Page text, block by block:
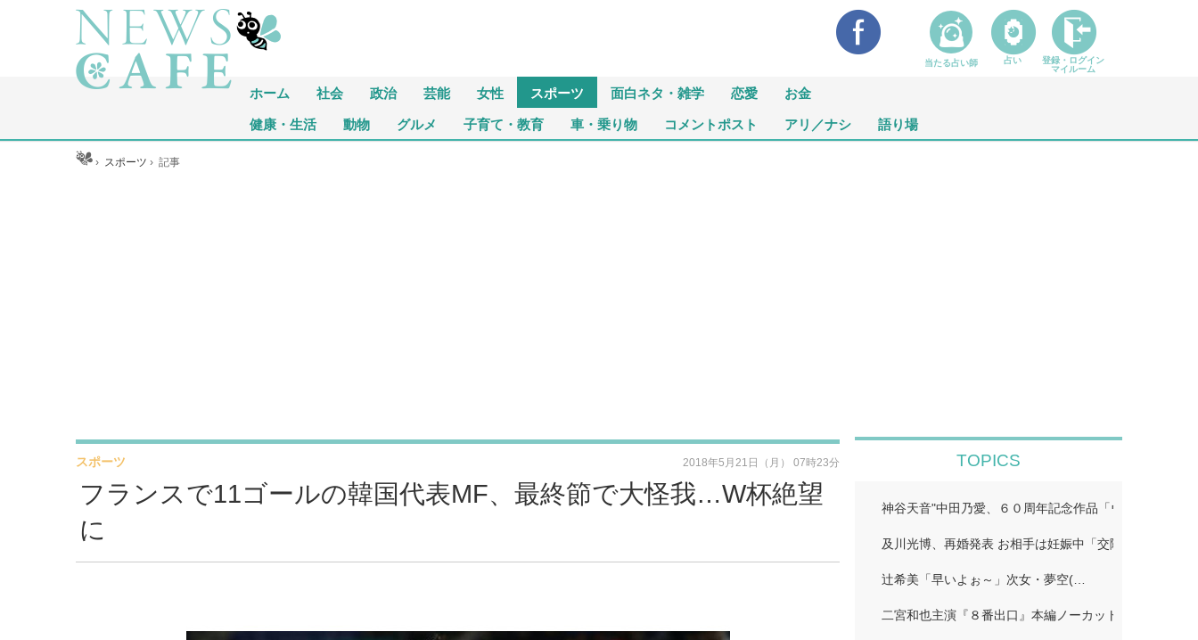
ホーム 社会 政治 芸能 女性 スポーツ 面白ネタ・雑学 恋愛 お金
健康・生活 動物 グルメ 子育て・教育 車・乗り物 コメントポスト アリ／ナシ 語り場
ホーム › スポーツ ›記事
フランスで11ゴールの韓国代表MF、最終節で大怪我…W杯絶望
に
スポーツ 2018年5月21日（月） 07時23分 TOPICS
神谷天音"中田乃愛、６０周年記念作品「ウルトラマン
及川光博、再婚発表 お相手は妊娠中「交際しておりま
辻希美「早いよぉ～」次女・夢空(…
二宮和也主演『８番出口』本編ノーカット地上波初放
当たる占い師 占い
登録・ログイン
マイルーム